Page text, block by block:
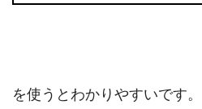
を使うとわかりやすいです。